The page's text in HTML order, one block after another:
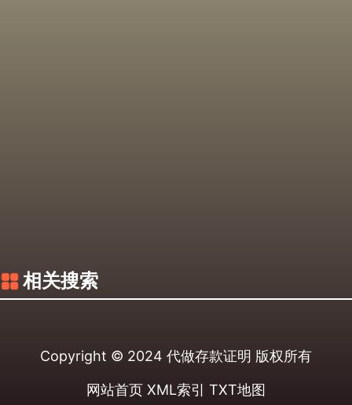
相关搜索
Copyright © 2024 代做存款证明 版权所有
网站首页 XML索引 TXT地图